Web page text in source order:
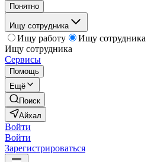
Понятно
Ищу сотрудника
Ищу работу
Ищу сотрудника
Ищу сотрудника
Сервисы
Помощь
Ещё
Поиск
Айхал
Войти
Войти
Зарегистрироваться